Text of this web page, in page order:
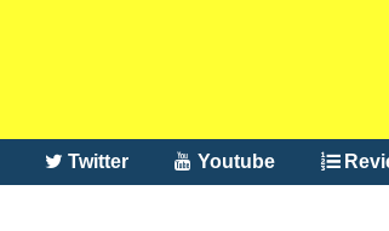
Twitter Youtube